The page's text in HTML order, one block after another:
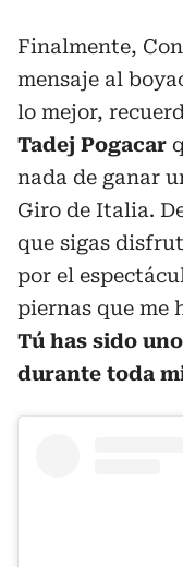
Finalmente,
mensaje al
lo mejor,
Tadej Pogacar
nada de ganar
Giro de Italia.
que sigas
por el
piernas que me
Tú has sido
durante toda